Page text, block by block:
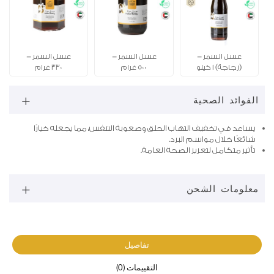
عسل السمر -
(زجاجة) 1 كيلو
عسل السمر -
500 غرام
عسل السمر -
330 غرام
الفوائد الصحية
يساعد في تخفيف التهاب الحلق وصعوبة التنفس، مما يجعله خيارًا
شائعًا خلال مواسم البرد.
تأثير متكامل لتعزيز الصحة العامة.
معلومات الشحن
تفاصيل
التقييمات (0)